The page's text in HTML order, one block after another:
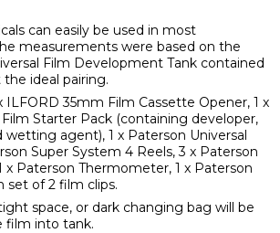
can easily be used in most
measurements were based on the
Film Development Tank contained
ideal pairing.
ILFORD 35mm Film Cassette Opener, 1 x
Starter Pack (containing developer,
wetting agent), 1 x Paterson Universal
Super System 4 Reels, 3 x Paterson
x Paterson Thermometer, 1 x Paterson
set of 2 film clips.
space, or dark changing bag will be
film into tank.